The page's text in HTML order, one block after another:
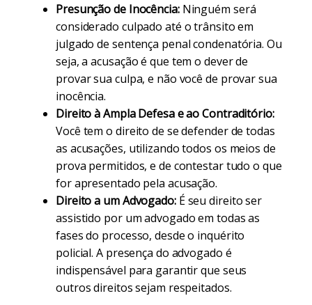
Presunção de Inocência:Ninguém será
considerado culpado até o trânsito em
julgado de sentença penal condenatória. Ou
seja, a acusação é que tem o dever de
provar sua culpa, e não você de provar sua
inocência.
Direito à Ampla Defesa e ao Contraditório:
Você tem o direito de se defender de todas
as acusações, utilizando todos os meios de
prova permitidos, e de contestar tudo o que
for apresentado pela acusação.
Direito a um Advogado:É seu direito ser
assistido por um advogado em todas as
fases do processo, desde o inquérito
policial. A presença do advogado é
indispensável para garantir que seus
outros direitos sejam respeitados.